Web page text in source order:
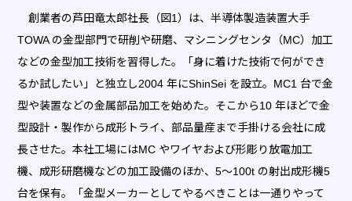
創業者の芦田竜太郎社長（図1）は、半導体製造装置大手
TOWA の金型部門で研削や研磨、マシニングセンタ（MC）加工
などの金型加工技術を習得した。「身に着けた技術で何ができ
るか試したい」と独立し2004 年にShinSei を設立。MC1 台で金
型や装置などの金属部品加工を始めた。そこから10 年ほどで金
型設計・製作から成形トライ、部品量産まで手掛ける会社に成
長させた。本社工場にはMC やワイヤおよび形彫り放電加工
機、成形研磨機などの加工設備のほか、5～100t の射出成形機5
台を保有。「金型メーカーとしてやるべきことは一通りやって